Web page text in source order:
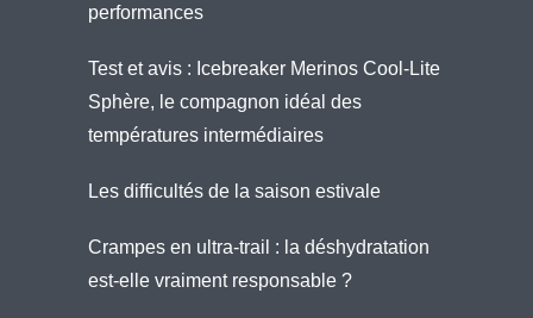
performances
Test et avis : Icebreaker Merinos Cool-Lite
Sphère, le compagnon idéal des
températures intermédiaires
Les difficultés de la saison estivale
Crampes en ultra-trail : la déshydratation
est-elle vraiment responsable ?